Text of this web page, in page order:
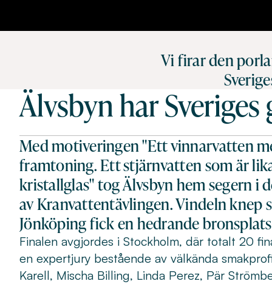
Vi firar den
Älvsbyn har
Med motiveringen "Ett vinnarvatten
framtoning. Ett stjärnvatten som är
kristallglas" tog Älvsbyn hem segern i
av Kranvattentävlingen. Vindeln knep
Jönköping fick en hedrande
Finalen avgjordes i Stockholm, där totalt 20
en expertjury bestående av välkända
Karell, Mischa Billing, Linda Perez, Pär